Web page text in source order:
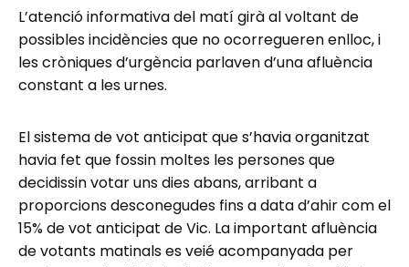
L’atenció informativa del matí girà al voltant de
possibles incidències que no ocorregueren enlloc, i
les cròniques d’urgència parlaven d’una afluència
constant a les urnes.
El sistema de vot anticipat que s’havia organitzat
havia fet que fossin moltes les persones que
decidissin votar uns dies abans, arribant a
proporcions desconegudes fins a data d’ahir com el
15% de vot anticipat de Vic. La important afluència
de votants matinals es veié acompanyada per